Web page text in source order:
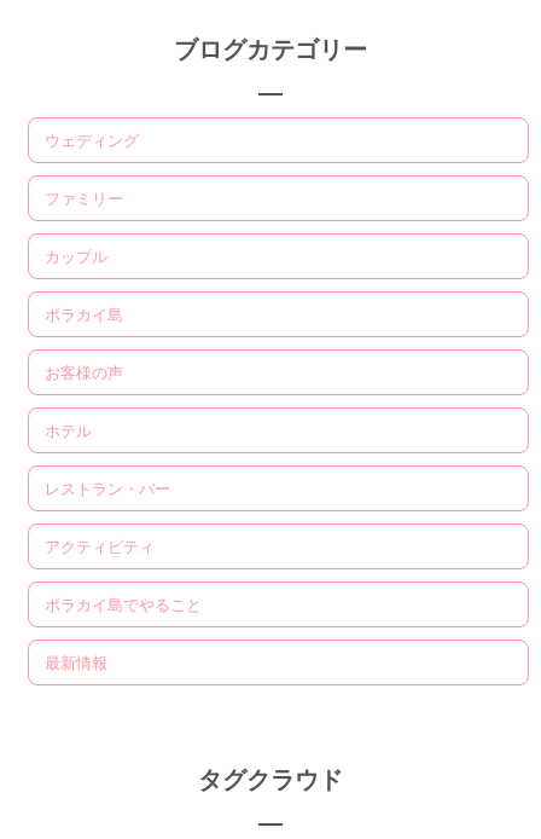
ブログカテゴリー
ウェディング
ファミリー
カップル
ボラカイ島
お客様の声
ホテル
レストラン・バー
アクティビティ
ボラカイ島でやること
最新情報
タグクラウド